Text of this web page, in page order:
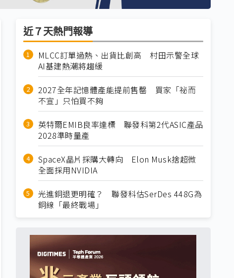
近７天熱門報導
MLCC訂單過熱、出貨比創高 村田示警全球
AI基建熱潮將趨緩
2027全年記憶體產能提前售罄 買家「祕而
不宣」只怕買不夠
英特爾EMIB良率達標 聯發科第2代ASIC產品
2028準時量產
SpaceX晶片採購大轉向 Elon Musk捨超微
全面採用NVIDIA
光進銅退更明確？ 聯發科估SerDes 448G為
銅線「最終戰場」